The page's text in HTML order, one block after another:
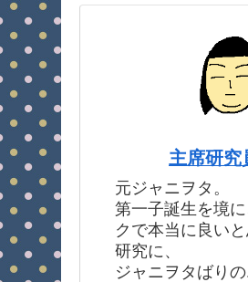
主席研
元ジャニヲタ。
第一子誕生を境
クで本当に良い
研究に、
ジャニヲタばり